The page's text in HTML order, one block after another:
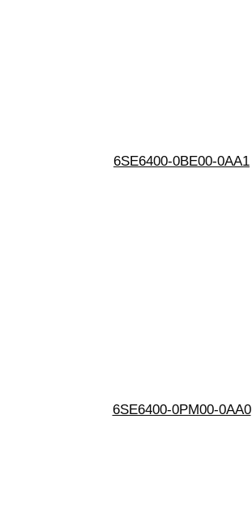
6SE6400-0BE00-0AA1
6SE6400-0PM00-0AA0